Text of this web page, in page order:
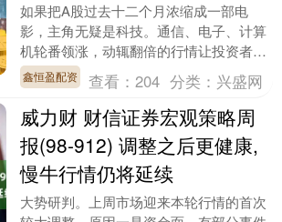
如果把A股过去十二个月浓缩成一部电
影，主角无疑是科技。通信、电子、计算
机轮番领涨，动辄翻倍的行情让投资者肾
上腺素飙升。然而，聚光灯之外，曾经的
投资C位——传统消....
鑫恒盈配资 查看：204 分类： 兴盛网
威力财 财信证券宏观策略周
报(98-912) 调整之后更健康,
慢牛行情仍将延续
大势研判。上周市场迎来本轮行情的首次